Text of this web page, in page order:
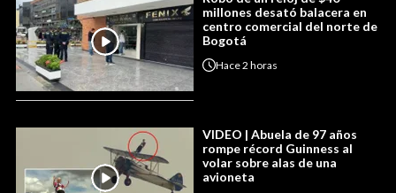
millones desató balacera en
centro comercial del norte de
Bogotá
Hace2 horas
VIDEO | Abuela de 97 años
rompe récord Guinness al
volar sobre alas de una
avioneta